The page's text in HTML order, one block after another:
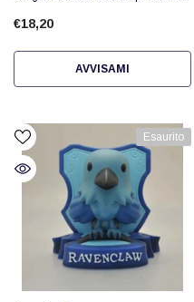
€18,20
AVVISAMI
Esaurito